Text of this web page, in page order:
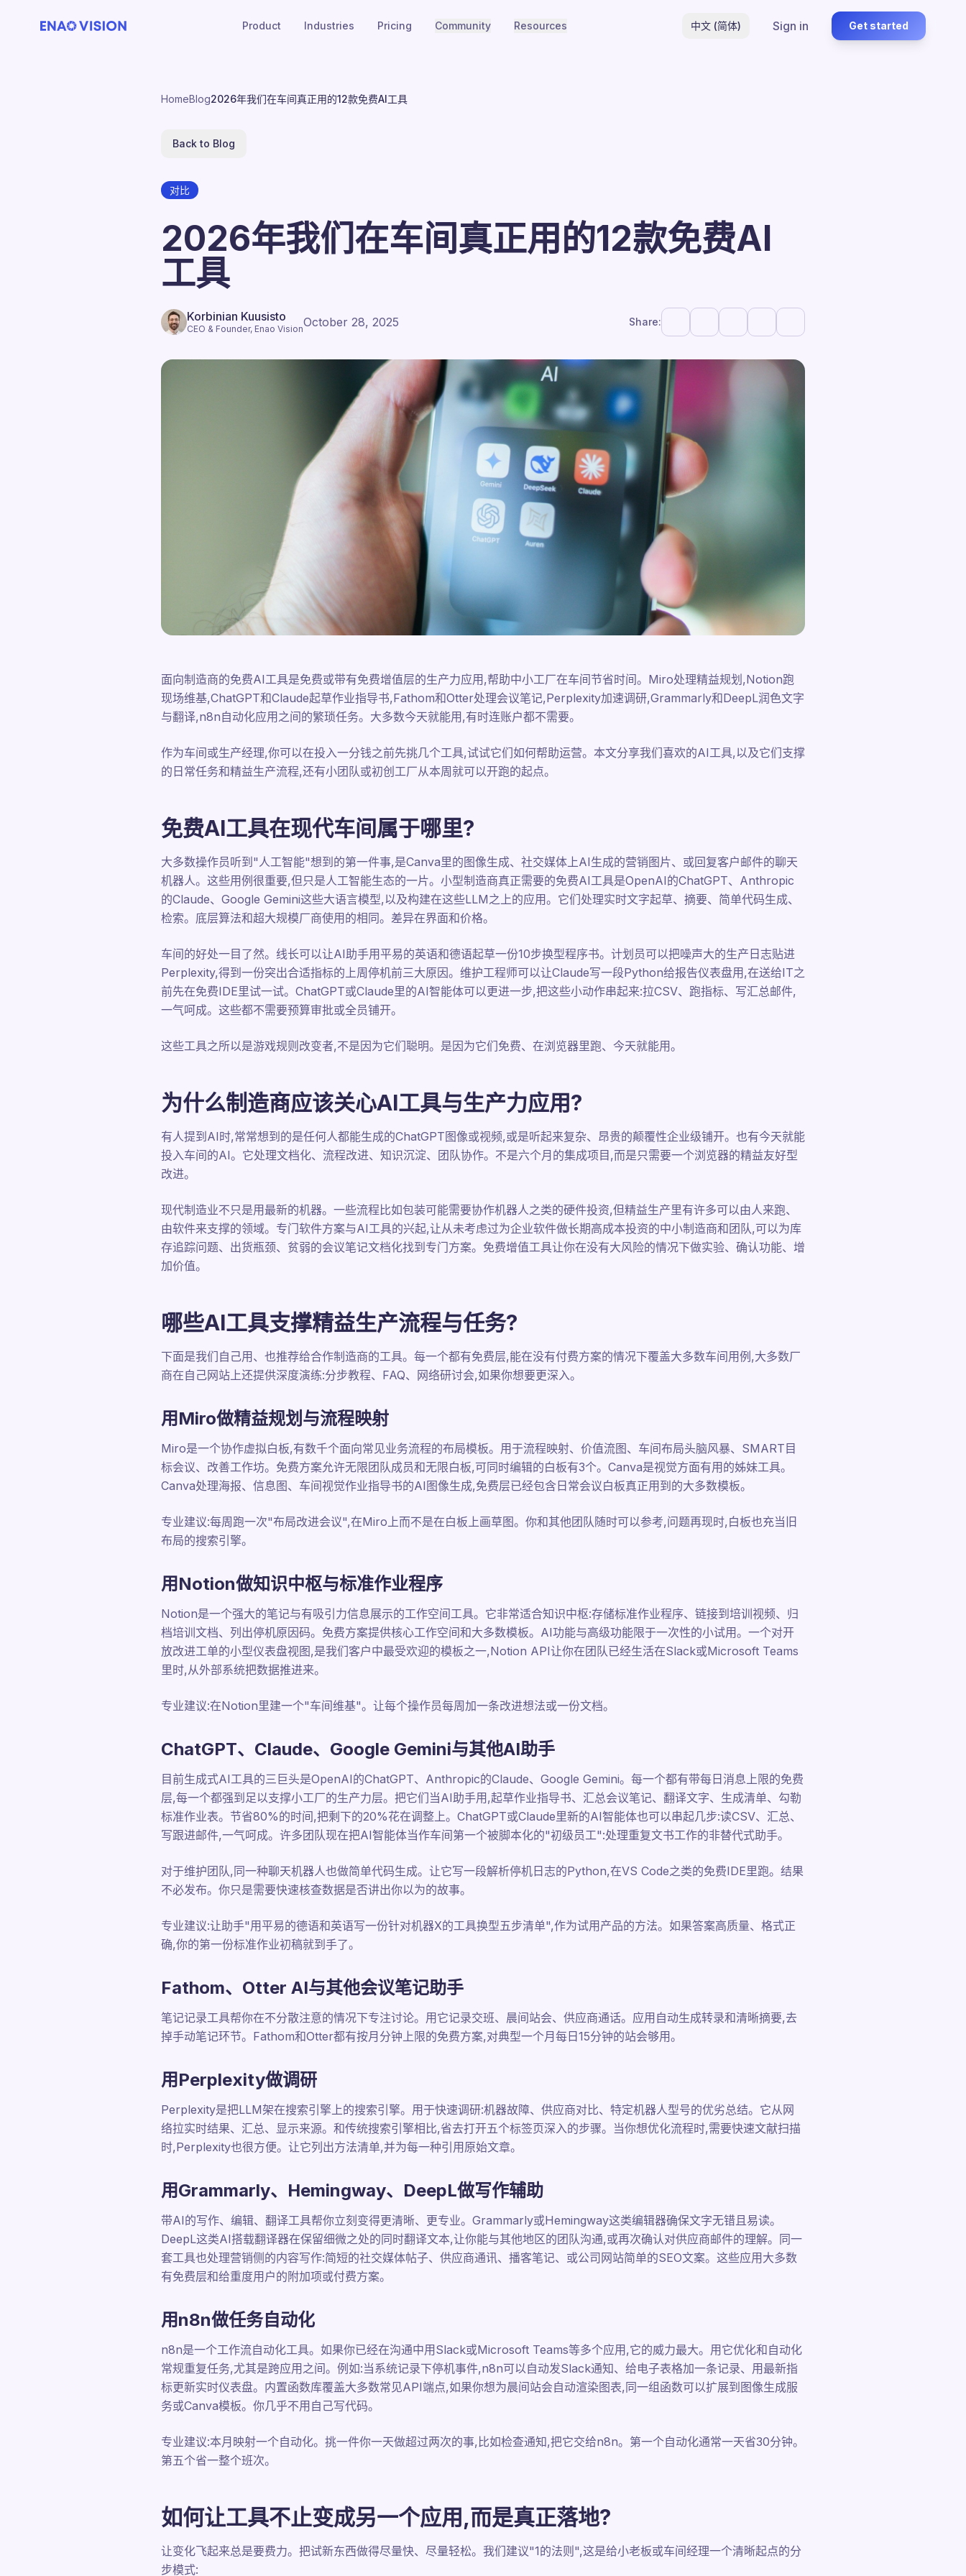
Product Industries Pricing Community Resources 中文 (简体) Sign in Get started
HomeBlog2026年我们在车间真正用的12款免费AI工具
Back to Blog
对比
2026年我们在车间真正用的12款免费AI
工具
Korbinian Kuusisto
CEO & Founder, Enao VisionOctober 28, 2025 Share:
面向制造商的免费AI工具是免费或带有免费增值层的生产力应用,帮助中小工厂在车间节省时间。Miro处理精益规划,Notion跑
现场维基,ChatGPT和Claude起草作业指导书,Fathom和Otter处理会议笔记,Perplexity加速调研,Grammarly和DeepL润色文字
与翻译,n8n自动化应用之间的繁琐任务。大多数今天就能用,有时连账户都不需要。
作为车间或生产经理,你可以在投入一分钱之前先挑几个工具,试试它们如何帮助运营。本文分享我们喜欢的AI工具,以及它们支撑
的日常任务和精益生产流程,还有小团队或初创工厂从本周就可以开跑的起点。
免费AI工具在现代车间属于哪里?
大多数操作员听到"人工智能"想到的第一件事,是Canva里的图像生成、社交媒体上AI生成的营销图片、或回复客户邮件的聊天
机器人。这些用例很重要,但只是人工智能生态的一片。小型制造商真正需要的免费AI工具是OpenAI的ChatGPT、Anthropic
的Claude、Google Gemini这些大语言模型,以及构建在这些LLM之上的应用。它们处理实时文字起草、摘要、简单代码生成、
检索。底层算法和超大规模厂商使用的相同。差异在界面和价格。
车间的好处一目了然。线长可以让AI助手用平易的英语和德语起草一份10步换型程序书。计划员可以把噪声大的生产日志贴进
Perplexity,得到一份突出合适指标的上周停机前三大原因。维护工程师可以让Claude写一段Python给报告仪表盘用,在送给IT之
前先在免费IDE里试一试。ChatGPT或Claude里的AI智能体可以更进一步,把这些小动作串起来:拉CSV、跑指标、写汇总邮件,
一气呵成。这些都不需要预算审批或全员铺开。
这些工具之所以是游戏规则改变者,不是因为它们聪明。是因为它们免费、在浏览器里跑、今天就能用。
为什么制造商应该关心AI工具与生产力应用?
有人提到AI时,常常想到的是任何人都能生成的ChatGPT图像或视频,或是听起来复杂、昂贵的颠覆性企业级铺开。也有今天就能
投入车间的AI。它处理文档化、流程改进、知识沉淀、团队协作。不是六个月的集成项目,而是只需要一个浏览器的精益友好型
改进。
现代制造业不只是用最新的机器。一些流程比如包装可能需要协作机器人之类的硬件投资,但精益生产里有许多可以由人来跑、
由软件来支撑的领域。专门软件方案与AI工具的兴起,让从未考虑过为企业软件做长期高成本投资的中小制造商和团队,可以为库
存追踪问题、出货瓶颈、贫弱的会议笔记文档化找到专门方案。免费增值工具让你在没有大风险的情况下做实验、确认功能、增
加价值。
哪些AI工具支撑精益生产流程与任务?
下面是我们自己用、也推荐给合作制造商的工具。每一个都有免费层,能在没有付费方案的情况下覆盖大多数车间用例,大多数厂
商在自己网站上还提供深度演练:分步教程、FAQ、网络研讨会,如果你想要更深入。
用Miro做精益规划与流程映射
Miro是一个协作虚拟白板,有数千个面向常见业务流程的布局模板。用于流程映射、价值流图、车间布局头脑风暴、SMART目
标会议、改善工作坊。免费方案允许无限团队成员和无限白板,可同时编辑的白板有3个。Canva是视觉方面有用的姊妹工具。
Canva处理海报、信息图、车间视觉作业指导书的AI图像生成,免费层已经包含日常会议白板真正用到的大多数模板。
专业建议:每周跑一次"布局改进会议",在Miro上而不是在白板上画草图。你和其他团队随时可以参考,问题再现时,白板也充当旧
布局的搜索引擎。
用Notion做知识中枢与标准作业程序
Notion是一个强大的笔记与有吸引力信息展示的工作空间工具。它非常适合知识中枢:存储标准作业程序、链接到培训视频、归
档培训文档、列出停机原因码。免费方案提供核心工作空间和大多数模板。AI功能与高级功能限于一次性的小试用。一个对开
放改进工单的小型仪表盘视图,是我们客户中最受欢迎的模板之一,Notion API让你在团队已经生活在Slack或Microsoft Teams
里时,从外部系统把数据推进来。
专业建议:在Notion里建一个"车间维基"。让每个操作员每周加一条改进想法或一份文档。
ChatGPT、Claude、Google Gemini与其他AI助手
目前生成式AI工具的三巨头是OpenAI的ChatGPT、Anthropic的Claude、Google Gemini。每一个都有带每日消息上限的免费
层,每一个都强到足以支撑小工厂的生产力层。把它们当AI助手用,起草作业指导书、汇总会议笔记、翻译文字、生成清单、勾勒
标准作业表。节省80%的时间,把剩下的20%花在调整上。ChatGPT或Claude里新的AI智能体也可以串起几步:读CSV、汇总、
写跟进邮件,一气呵成。许多团队现在把AI智能体当作车间第一个被脚本化的"初级员工":处理重复文书工作的非替代式助手。
对于维护团队,同一种聊天机器人也做简单代码生成。让它写一段解析停机日志的Python,在VS Code之类的免费IDE里跑。结果
不必发布。你只是需要快速核查数据是否讲出你以为的故事。
专业建议:让助手"用平易的德语和英语写一份针对机器X的工具换型五步清单",作为试用产品的方法。如果答案高质量、格式正
确,你的第一份标准作业初稿就到手了。
Fathom、Otter AI与其他会议笔记助手
笔记记录工具帮你在不分散注意的情况下专注讨论。用它记录交班、晨间站会、供应商通话。应用自动生成转录和清晰摘要,去
掉手动笔记环节。Fathom和Otter都有按月分钟上限的免费方案,对典型一个月每日15分钟的站会够用。
用Perplexity做调研
Perplexity是把LLM架在搜索引擎上的搜索引擎。用于快速调研:机器故障、供应商对比、特定机器人型号的优劣总结。它从网
络拉实时结果、汇总、显示来源。和传统搜索引擎相比,省去打开五个标签页深入的步骤。当你想优化流程时,需要快速文献扫描
时,Perplexity也很方便。让它列出方法清单,并为每一种引用原始文章。
用Grammarly、Hemingway、DeepL做写作辅助
带AI的写作、编辑、翻译工具帮你立刻变得更清晰、更专业。Grammarly或Hemingway这类编辑器确保文字无错且易读。
DeepL这类AI搭载翻译器在保留细微之处的同时翻译文本,让你能与其他地区的团队沟通,或再次确认对供应商邮件的理解。同一
套工具也处理营销侧的内容写作:简短的社交媒体帖子、供应商通讯、播客笔记、或公司网站简单的SEO文案。这些应用大多数
有免费层和给重度用户的附加项或付费方案。
用n8n做任务自动化
n8n是一个工作流自动化工具。如果你已经在沟通中用Slack或Microsoft Teams等多个应用,它的威力最大。用它优化和自动化
常规重复任务,尤其是跨应用之间。例如:当系统记录下停机事件,n8n可以自动发Slack通知、给电子表格加一条记录、用最新指
标更新实时仪表盘。内置函数库覆盖大多数常见API端点,如果你想为晨间站会自动渲染图表,同一组函数可以扩展到图像生成服
务或Canva模板。你几乎不用自己写代码。
专业建议:本月映射一个自动化。挑一件你一天做超过两次的事,比如检查通知,把它交给n8n。第一个自动化通常一天省30分钟。
第五个省一整个班次。
如何让工具不止变成另一个应用,而是真正落地?
让变化飞起来总是要费力。把试新东西做得尽量快、尽量轻松。我们建议"1的法则",这是给小老板或车间经理一个清晰起点的分
步模式: